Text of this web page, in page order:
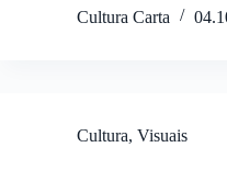
Cultura Carta
Cultura, Visuais